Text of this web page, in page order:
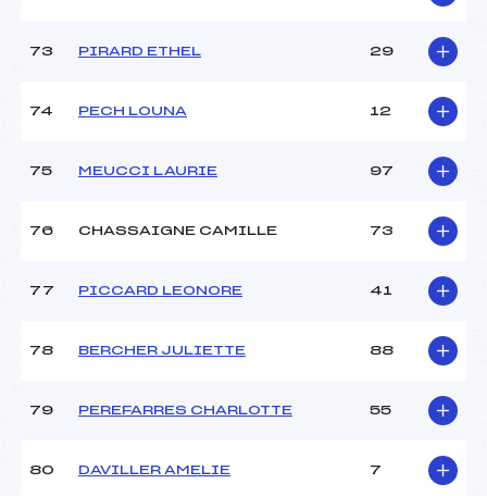
73 PIRARD ETHEL 29
74 PECH LOUNA 12
75 MEUCCI LAURIE 97
76 CHASSAIGNE CAMILLE 73
77 PICCARD LEONORE 41
78 BERCHER JULIETTE 88
79 PEREFARRES CHARLOTTE 55
80 DAVILLER AMELIE 7